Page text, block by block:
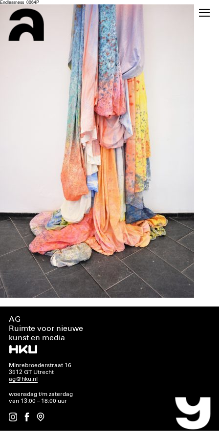
Endlessness_0064P
AG
Ruimte voor nieuwe
kunst en media
Minrebroederstraat 16
3512 GT Utrecht
ag@hku.nl
woensdag t/m zaterdag
van 13:00 – 18:00 uur